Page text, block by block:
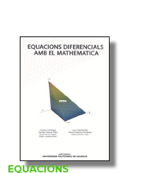
EQUACIONS